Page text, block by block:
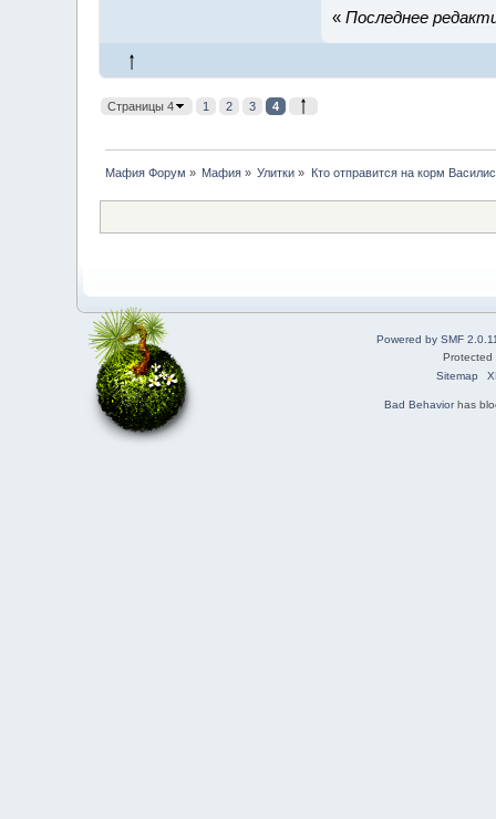
« Последнее
Страницы 4 1 2 3 4
Мафия Форум » Мафия » Улитки » Кто отправится на корм
Powered by SMF
Sitemap
Bad Behaviorhas